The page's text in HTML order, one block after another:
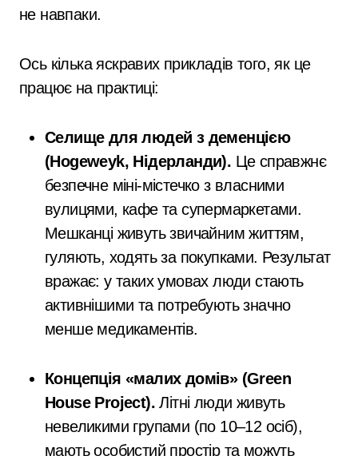
не навпаки.
Ось кілька яскравих прикладів того, як це
працює на практиці:
Селище для людей з деменцією
(Hogeweyk, Нідерланди). Це справжнє
безпечне міні-містечко з власними
вулицями, кафе та супермаркетами.
Мешканці живуть звичайним життям,
гуляють, ходять за покупками. Результат
вражає: у таких умовах люди стають
активнішими та потребують значно
менше медикаментів.
Концепція «малих домів» (Green
House Project). Літні люди живуть
невеликими групами (по 10–12 осіб),
мають особистий простір та можуть